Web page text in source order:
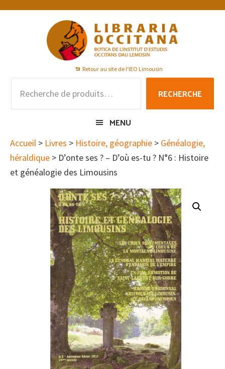
Passer
Passer
Passer
Retour au site de l'IEO Limousin
pour :
RECHERCHE
MENU
Accueil > Livres > Histoire, géographie > Généalogie,
héraldique > D’onte ses ? – D’où es-tu ? N°6 : Histoire
et généalogie des Limousins